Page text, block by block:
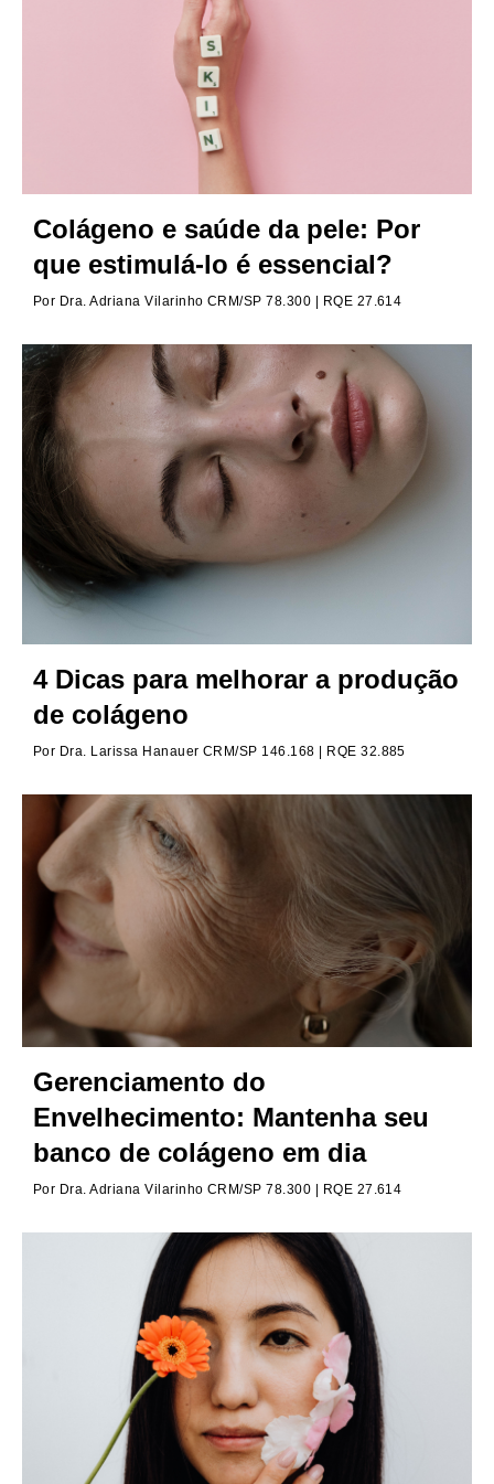
Colágeno e saúde da pele: Por
que estimulá-lo é essencial?
Por Dra. Adriana Vilarinho CRM/SP 78.300 | RQE 27.614
4 Dicas para melhorar a produção
de colágeno
Por Dra. Larissa Hanauer CRM/SP 146.168 | RQE 32.885
Gerenciamento do
Envelhecimento: Mantenha seu
banco de colágeno em dia
Por Dra. Adriana Vilarinho CRM/SP 78.300 | RQE 27.614